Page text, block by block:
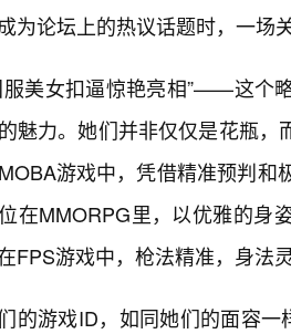
为论坛上的热议话题时，一场
服美女扣逼惊艳亮相”——这个
魅力。她们并非仅仅是花瓶
游戏中，凭借精准预判
在MMORPG里，以优雅的身
FPS游戏中，枪法精准，身法
的游戏ID，如同她们的面容一